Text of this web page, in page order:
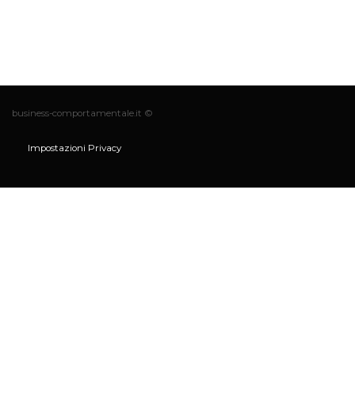
business-comportamentale.it ©
Impostazioni Privacy